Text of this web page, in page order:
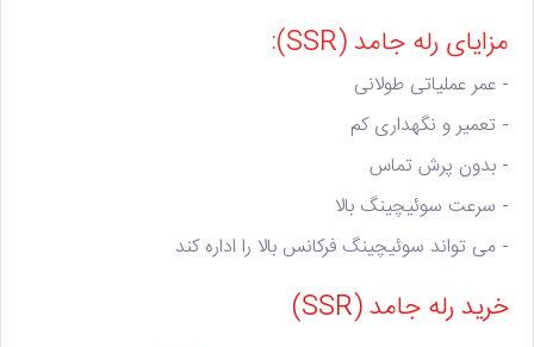
مزایای رله جامد (SSR):
- عمر عملیاتی طولانی
- تعمیر و نگهداری کم
- بدون پرش تماس
- سرعت سوئیچینگ بالا
- می تواند سوئیچینگ فرکانس بالا را اداره کند
خرید رله جامد (SSR)